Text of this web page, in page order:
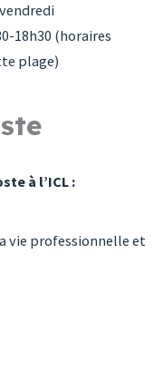
18h30 (horaires
plage)
à l’ICL :
vie professionnelle et